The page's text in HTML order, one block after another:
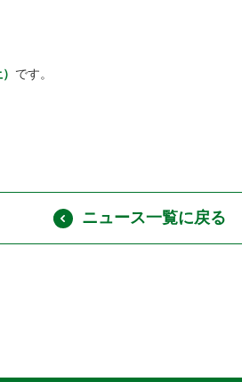
です。
ニュース一覧に戻る